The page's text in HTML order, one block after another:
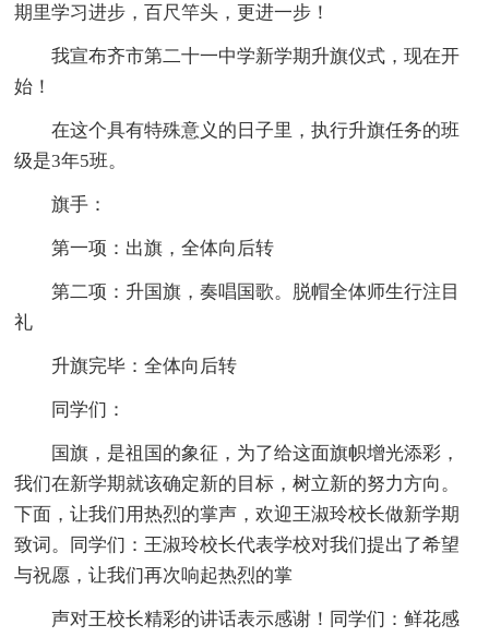
期里学习进步，百尺竿头，更进一步！
我宣布齐市第二十一中学新学期升旗仪式，现在开
始！
在这个具有特殊意义的日子里，执行升旗任务的班
级是3年5班。
旗手：
第一项：出旗，全体向后转
第二项：升国旗，奏唱国歌。脱帽全体师生行注目
礼
升旗完毕：全体向后转
同学们：
国旗，是祖国的象征，为了给这面旗帜增光添彩，
我们在新学期就该确定新的目标，树立新的努力方向。
下面，让我们用热烈的掌声，欢迎王淑玲校长做新学期
致词。同学们：王淑玲校长代表学校对我们提出了希望
与祝愿，让我们再次响起热烈的掌
声对王校长精彩的讲话表示感谢！同学们：鲜花感